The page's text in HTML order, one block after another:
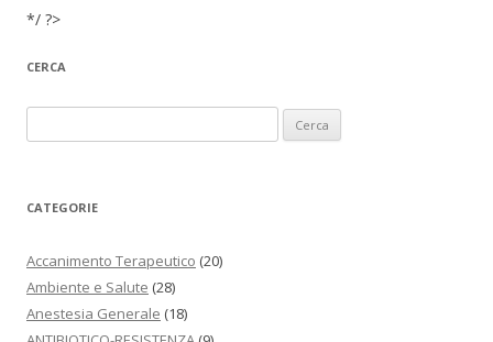
*/ ?>
CERCA
CATEGORIE
Accanimento Terapeutico (20)
Ambiente e Salute (28)
Anestesia Generale (18)